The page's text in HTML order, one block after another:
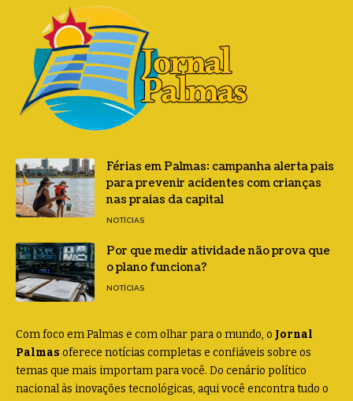
Férias em Palmas: campanha alerta pais
para prevenir acidentes com crianças
nas praias da capital
NOTÍCIAS
Por que medir atividade não prova que
o plano funciona?
NOTÍCIAS
Com foco em Palmas e com olhar para o mundo, o Jornal
Palmas oferece notícias completas e confiáveis sobre os
temas que mais importam para você. Do cenário político
nacional às inovações tecnológicas, aqui você encontra tudo o